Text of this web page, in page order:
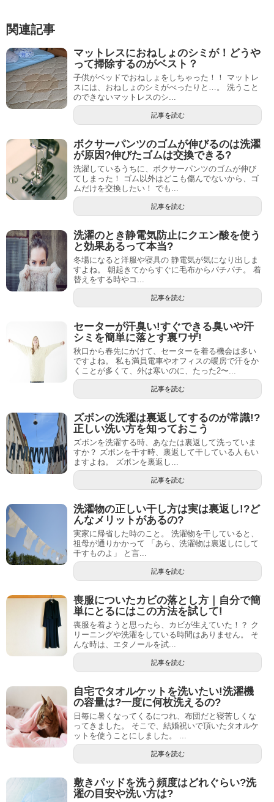
関連記事
マットレスにおねしょのシミが！どうや
って掃除するのがベスト？
子供がベッドでおねしょをしちゃった！！ マットレ
スには、おねしょのシミがべったりと…。 洗うこと
のできないマットレスのシ...
記事を読む
ボクサーパンツのゴムが伸びるのは洗濯
が原因?伸びたゴムは交換できる?
洗濯しているうちに、ボクサーパンツのゴムが伸び
てしまった！ ゴム以外はどこも傷んでないから、ゴ
ムだけを交換したい！ でも...
記事を読む
洗濯のとき静電気防止にクエン酸を使う
と効果あるって本当?
冬場になると洋服や寝具の 静電気が気になり出しま
すよね。 朝起きてからすぐに毛布からパチパチ。 着
替えをする時やコ...
記事を読む
セーターが汗臭い!すぐできる臭いや汗
シミを簡単に落とす裏ワザ!
秋口から春先にかけて、セーターを着る機会は多い
ですよね。 私も満員電車やオフィスの暖房で汗をか
くことが多くて、外は寒いのに、たった2〜...
記事を読む
ズボンの洗濯は裏返してするのが常識!?
正しい洗い方を知っておこう
ズボンを洗濯する時、あなたは裏返して洗っていま
すか？ ズボンを干す時、裏返して干している人もい
ますよね。 ズボンを裏返し...
記事を読む
洗濯物の正しい干し方は実は裏返し!?ど
んなメリットがあるの?
実家に帰省した時のこと。 洗濯物を干していると、
祖母が通りかかって 「あら、洗濯物は裏返しにして
干すものよ」 と言...
記事を読む
喪服についたカビの落とし方｜自分で簡
単にとるにはこの方法を試して!
喪服を着ようと思ったら、カビが生えていた！？ ク
リーニングや洗濯をしている時間はありません。 そ
んな時は、エタノールを試...
記事を読む
自宅でタオルケットを洗いたい!洗濯機
の容量は?一度に何枚洗えるの?
日毎に暑くなってくるにつれ、布団だと寝苦しくな
ってきました。 そこで、結婚祝いで頂いたタオルケ
ットを使うことにしました。 ...
記事を読む
敷きパッドを洗う頻度はどれぐらい?洗
濯の目安や洗い方は?